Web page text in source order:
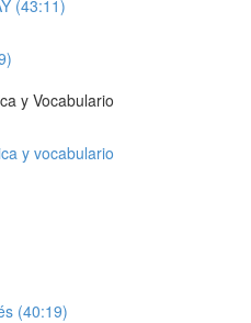
(43:11)
y Vocabulario
y vocabulario
(40:19)